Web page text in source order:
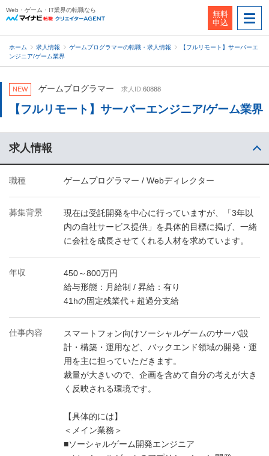
Web・ゲーム・IT業界の転職なら
無料
申込
ホーム 求人情報 ゲームプログラマーの転職・求人情報
【フルリモート】サーバーエ
ンジニア/ゲーム業界
NEW ゲームプログラマー 求人ID:60888
【フルリモート】サーバーエンジニア/ゲーム業界
求人情報
職種 ゲームプログラマー / Webディレクター
募集背景
現在は受託開発を中心に行っていますが、「3年以
内の自社サービス提供」を具体的目標に掲げ、一緒
に会社を成長させてくれる人材を求めています。
年収
450～800万円
給与形態：月給制 / 昇給：有り
41hの固定残業代＋超過分支給
仕事内容
スマートフォン向けソーシャルゲームのサーバ設
計・構築・運用など、バックエンド領域の開発・運
用を主に担っていただきます。
裁量が大きいので、企画を含めて自分の考えが大き
く反映される環境です。
【具体的には】
＜メイン業務＞
■ソーシャルゲーム開発エンジニア